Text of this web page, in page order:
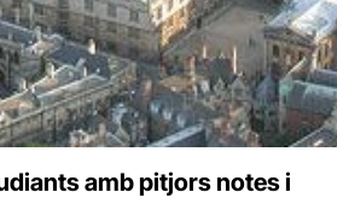
amb pitjors notes i